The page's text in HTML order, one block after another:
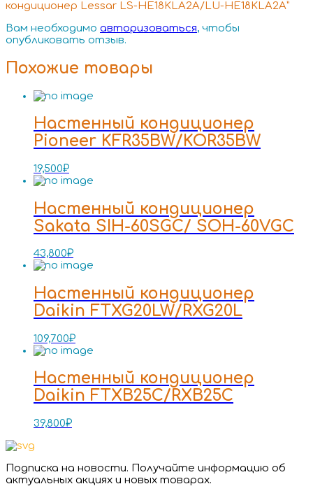
кондиционер Lessar LS-HE18KLA2A/LU-HE18KLA2A”
Вам необходимо авторизоваться, чтобы
опубликовать отзыв.
Похожие товары
Настенный кондиционер
Pioneer KFR35BW/KOR35BW
19,500₽
Настенный кондиционер
Sakata SIH-60SGC/ SOH-60VGC
43,800₽
Настенный кондиционер
Daikin FTXG20LW/RXG20L
109,700₽
Настенный кондиционер
Daikin FTXB25C/RXB25C
39,800₽
Подписка на новости. Получайте информацию об
актуальных акциях и новых товарах.